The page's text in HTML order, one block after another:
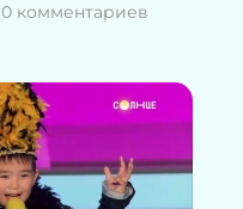
0 комментариев